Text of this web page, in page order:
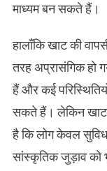
माध्यम बन सकते हैं।
हालाँकि खाट की
तरह अप्रासंगिक
हैं और कई
सकते हैं। लेकिन खाट
है कि लोग केवल
सांस्कृतिक जुड़ाव को